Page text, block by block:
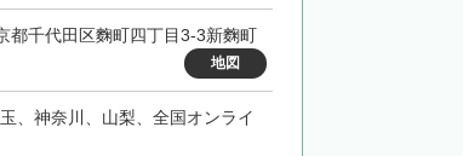
都千代田区麴町四丁目3-3新麴町
地図
、神奈川、山梨、全国オンライ